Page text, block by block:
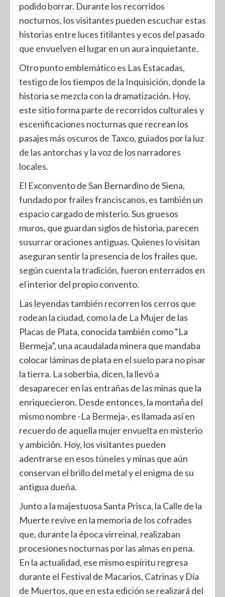
podido borrar. Durante los recorridos
nocturnos, los visitantes pueden escuchar estas
historias entre luces titilantes y ecos del pasado
que envuelven el lugar en un aura inquietante.
Otro punto emblemático es Las Estacadas,
testigo de los tiempos de la Inquisición, donde la
historia se mezcla con la dramatización. Hoy,
este sitio forma parte de recorridos culturales y
escenificaciones nocturnas que recrean los
pasajes más oscuros de Taxco, guiados por la luz
de las antorchas y la voz de los narradores
locales.
El Exconvento de San Bernardino de Siena,
fundado por frailes franciscanos, es también un
espacio cargado de misterio. Sus gruesos
muros, que guardan siglos de historia, parecen
susurrar oraciones antiguas. Quienes lo visitan
aseguran sentir la presencia de los frailes que,
según cuenta la tradición, fueron enterrados en
el interior del propio convento.
Las leyendas también recorren los cerros que
rodean la ciudad, como la de La Mujer de las
Placas de Plata, conocida también como “La
Bermeja”, una acaudalada minera que mandaba
colocar láminas de plata en el suelo para no pisar
la tierra. La soberbia, dicen, la llevó a
desaparecer en las entrañas de las minas que la
enriquecieron. Desde entonces, la montaña del
mismo nombre -La Bermeja-, es llamada así en
recuerdo de aquella mujer envuelta en misterio
y ambición. Hoy, los visitantes pueden
adentrarse en esos túneles y minas que aún
conservan el brillo del metal y el enigma de su
antigua dueña.
Junto a la majestuosa Santa Prisca, la Calle de la
Muerte revive en la memoria de los cofrades
que, durante la época virreinal, realizaban
procesiones nocturnas por las almas en pena.
En la actualidad, ese mismo espíritu regresa
durante el Festival de Macarios, Catrinas y Día
de Muertos, que en esta edición se realizará del